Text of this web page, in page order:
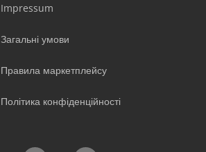
Impressum
Загальні умови
Правила маркетплейсу
Політика конфіденційності